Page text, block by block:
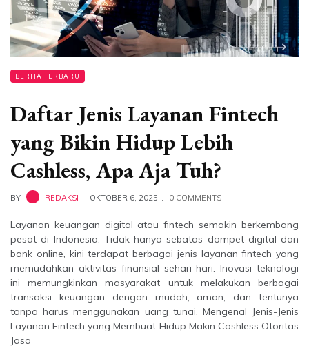
BERITA TERBARU
Daftar Jenis Layanan Fintech
yang Bikin Hidup Lebih
Cashless, Apa Aja Tuh?
BY REDAKSI OKTOBER 6, 2025 0 COMMENTS
Layanan keuangan digital atau fintech semakin berkembang
pesat di Indonesia. Tidak hanya sebatas dompet digital dan
bank online, kini terdapat berbagai jenis layanan fintech yang
memudahkan aktivitas finansial sehari-hari. Inovasi teknologi
ini memungkinkan masyarakat untuk melakukan berbagai
transaksi keuangan dengan mudah, aman, dan tentunya
tanpa harus menggunakan uang tunai. Mengenal Jenis-Jenis
Layanan Fintech yang Membuat Hidup Makin Cashless Otoritas
Jasa